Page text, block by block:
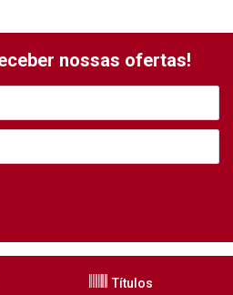
nossas ofertas!
Títulos